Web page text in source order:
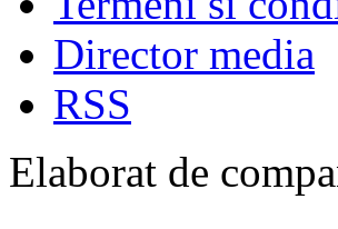
Director media
RSS
Elaborat de